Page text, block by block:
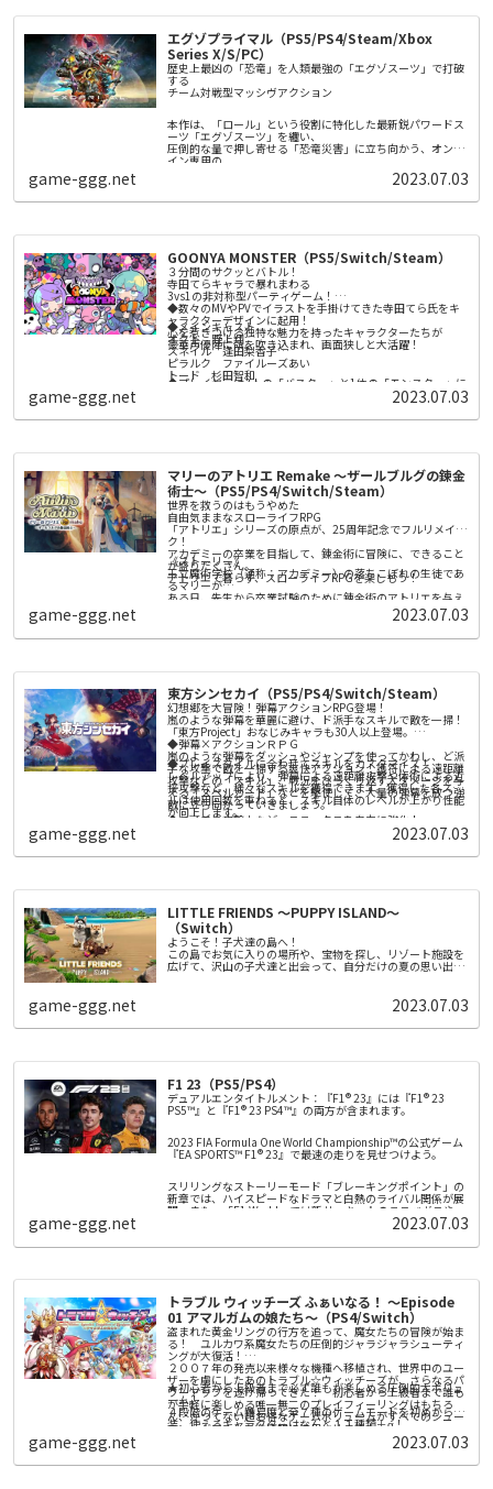
従える事が可能で、その兵装にあった自動攻撃を行います。
更には「思装」と呼ばれる制御アイテムを付与する事で、プ
レイヤーの戦略に合わせてその攻撃をカスタムする事もでき
ます。
③勢力ごとに異なる多彩な戦略性
勢力を特徴づける「政策」を大幅に拡充。さらに城ごとに役
割を決め拠点間のネットワークを築き、活かす「城役割」
や、新たなプレイ感を生み出す「軍団戦略」など、自分だけ
の戦略を実現する新要素を追加！
④定番の各種エディタ機能をはじめ、追加要素も充実！
シナリオやイベント、特性など、従来要素も大幅ボリューム
アップ。さらに武将やBGM、シナリオの編集機能や、新勢力
エグゾプライマル（PS5/PS4/Steam/Xbox
Series X/S/PC）
歴史上最凶の「恐竜」を人類最強の「エグゾスーツ」で打破
する
チーム対戦型マッシヴアクション​​
本作は、「ロール」という役割に特化した最新鋭パワードス
ーツ「エグゾスーツ」を纏い、
圧倒的な量で押し寄せる「恐竜災害」に立ち向かう、オンラ
イン専用の
メインモード「ディノサバイバル」は、5人のプレイヤーが
恐竜災害が発生する地域で、新世代AI「リヴァイアサン」が
対戦相手のチームよりも早く達成できれば勝利だ。
時には対戦チームを直接攻撃して倒したり、時には共闘した
りしながら、いち早くミッションを達成しよう。
提示されるミッションは、プレイヤーの腕前や状況によって
変化。プレイする度に違った体験が待っている。
game-ggg.net 2023.07.03
GOONYA MONSTER（PS5/Switch/Steam）
３分間のサクッとバトル！
寺田てらキャラで暴れまわる
3vs1の非対称型パーティゲーム！
◆数々のMVやPVでイラストを手掛けてきた寺田てら氏をキ
ャラクターデザインに起用！
心を惹きつける独特な魅力を持ったキャラクターたちが
豪華声優陣に命を吹き込まれ、画面狭しと大活躍！
◆メインキャスト
オクト 野上翔
スネイル 逢田梨香子
ピラルク ファイルーズあい
トード 杉田智和
ぐーにゃん 井澤詩織
◆プレイヤーは3人の「バスター」と1体の「モンスター」に
モンスターは圧倒的な強さで勝利を掴め！
よう！
爽快感のあるウェポンで敵を一網打尽！
ステージ内に現れるアンデッドを倒し、ソウルを集めるのが
バスターの勝利条件だ！
◆モンスター：ド派手なスキルでバスターどもをぶっ飛ば
せ！
極太ビームや超巨大化、
必殺の“捕食” でバスターたちをやっつけろ！
バスターを全滅させるか、制限時間が経過すれば、モンスタ
ーの勝利だ！
◆遊べば遊ぶほどストーリーが展開する「エピソードマッ
チ」！
レベルアップでカスタマイズアイテムが手に入る！
お気に入りのキャラクターをおもしろ衣装でコーディネート
しよう！
家族や友達と一緒に、オンラインのエピソードマッチに挑も
game-ggg.net 2023.07.03
マリーのアトリエ Remake ～ザールブルグの錬金
術士～（PS5/PS4/Switch/Steam）
世界を救うのはもうやめた
自由気ままなスローライフRPG
「アトリエ」シリーズの原点が、25周年記念でフルリメイ
ク！
アカデミーの卒業を目指して、錬金術に冒険に、できること
が盛りだくさん。
アトリエで暮らす、スローライフRPGを楽しもう！
《ストーリー》
王立魔術学校（通称：アカデミー）の落ちこぼれの生徒であ
るマリーが
ある日、先生から卒業試験のために錬金術のアトリエを与え
試験の課題は、先生が納得するアイテムを完成させること。
調合・戦闘・依頼と、できることは盛りだくさん！
どこから始めるかはあなたの自由！ あなた自身の楽しみ方
で、アカデミーの卒業を目指しましょう。
《本作のポイント》
■グラフィックを刷新！ 現代の技術で、より活き活きとマ
リーたちが描かれる！
キャラクターの立ち絵やイベントスチルを刷新し、立ち絵に
は２Ｄアニメーションも実装しました。
また、キャラクターやステージの３Ｄモデルも実装。移動や
探索などでは、可愛いミニキャラたちが動きまわります。
■現代にあわせてより遊びやすくなった「アトリエ」シリー
ズの原点
オリジナル版のシンプルかつ自由度の高いプレイ感はそのま
まに、 チュートリアルや各種仕様への誘導を拡充しました。
さらに、街中の移動や採取などの仕様を改修し、快適で遊び
■ゲーム体験をさらに深める新規要素を多数追加！
焦らずゆっくりプレイできる【無期限モード】やキャラクタ
ーたちとの交流イベントの追加、華やかな演出の必殺技…さ
らにボリュームアップした本作の世界を楽しめます。
game-ggg.net 2023.07.03
東方シンセカイ（PS5/PS4/Switch/Steam）
幻想郷を大冒険！弾幕アクションRPG登場！
嵐のような弾幕を華麗に避け、ド派手なスキルで敵を一掃！
「東方Project」おなじみキャラも30人以上登場。
◆弾幕×アクションＲＰＧ
嵐のような弾幕をダッシュやジャンプを使ってかわし、ど派
手な攻撃で敵を一掃する爽快アクション！護符による遠距離
攻撃などの「スキル」、戦況をひっくり返す大ダメージを与
える「スペルカード」などを駆使して、大量の弾幕を放つ強
敵に立ち向かっていきましょう。
◆プレイスタイルに合わせてスキルをカスタマイズ！
レベルアップにより、弾幕による遠距離攻撃や体術による近
接攻撃など、様々なスキルを獲得できます。獲得した各スキ
ルは使用回数を重ねると、スキル自体のレベルが上がり性能
が向上します。
◆ライフや攻撃力など、ステータスを自由に強化！
クエスト報酬などで手に入る強化石を使い、アナタのプレイ
スタイルに合わせてステータスを割り振りましょう！
武器、防具、アクセサリーといった装備がクエスト報酬や敵
ば、装備の打ち直しをしてそれぞれの装備性能をランダムに
変化させることもできます。
◆「幻想郷」の住人が持つお悩みを解決！多種多様なサブク
エスト
人間、仙人、妖怪たちから持ち掛けられる相談事（サブクエ
スト）を解決してあげましょう。人探しや異変の調査 、戦闘
戦闘を有利にするレアな装備などが入手できます。
game-ggg.net 2023.07.03
LITTLE FRIENDS ～PUPPY ISLAND～
（Switch）
ようこそ！子犬達の島へ！
この島でお気に入りの場所や、宝物を探し、リゾート施設を
広げて、沢山の子犬達と出会って、自分だけの夏の思い出を
つくろう！
愛犬と一緒に島を冒険
game-ggg.net 2023.07.03
F1 23（PS5/PS4）
デュアルエンタイトルメント：『F1® 23』には『F1® 23
PS5™』と『F1® 23 PS4™』の両方が含まれます。
2023 FIA Formula One World Championship™の公式ゲーム
『EA SPORTS™ F1® 23』で最速の走りを見せつけよう。
スリリングなストーリーモード「ブレーキングポイント」の
新章では、ハイスピードなドラマと白熱のライバル関係が展
開。また、「F1 World」では新サーキットのラスベガスやカ
タールでホイール・トゥ・ホイールのレースを楽しみ、報酬
やアップグレードを手に入れることができます。さらに、新
しいレッドフラッグが本格的な戦略的要素を加え、レース距
ムと共に2023年の最新マシンを走らせましょう。そして、
「マイチーム・キャリアモード」では、ドリームチームを作
り上げ、画面分割や拡張されたクロスプラットフォームマル
チプレイヤーで競ったり、新登場のRaceNetリーグで他のプ
レイヤーと繋がりながら、勝利を勝ち取りましょう。
ット、レッドフラッグ、レース距離35%など。
● F1® World：チャレンジをクリアして、報酬を獲得し、ア
ップグレードを手に入れて、新たな進行状況システムでF1®
の旅を楽しみましょう。
本ゲームには、ゲーム内のバーチャルアイテムを入手するた
めにオプションでバーチャル通貨を購入できるゲーム内機能
が含まれます。
game-ggg.net 2023.07.03
トラブル ウィッチーズ ふぁいなる！ ～Episode
01 アマルガムの娘たち～（PS4/Switch）
盗まれた黄金リングの行方を追って、魔女たちの冒険が始ま
る！ ユルカワ系魔女たちの圧倒的ジャラジャラシューティ
ングが大復活！
２００７年の発売以来様々な機種へ移植され、世界中のユー
ザーを虜にしたあのトラブル☆ウィッチーズが、さらなるパ
ワーアップを遂げ帰ってきた！ 初心者から上級者まで誰も
が手軽に楽しめる唯一無二のプレイフィーリングはもちろ
ん、かつてない超お得なゲームボリュームがすべてのシュー
ティングファンを徹底的に満足させます！
★初心者から上級者まで必ず誰もが楽しめる圧倒的大ボリュ
ーム！
４段階のゲーム難易度と全７種のゲームモードを初めから実
装。使えるキャラクターはなんと１１種類＋α！
１６年にわたる追加と調整を一挙に実装し、さらに背景をフ
ルポリゴンに置き換え、様々な調整を施したトラブル☆ウィ
★圧倒的ジャラジャラ感！ 唯一無二のプレイフィーリング
「魔法陣」で敵の弾をキャッチしてお金に換え「ショップ」
game-ggg.net 2023.07.03